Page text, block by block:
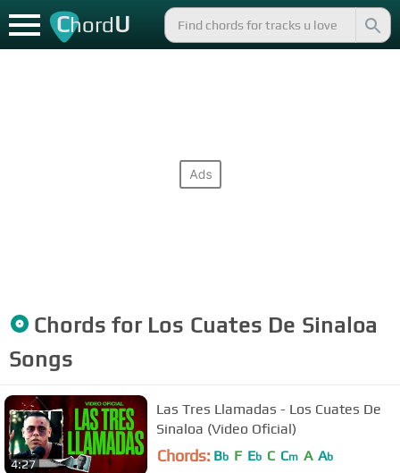
ChordU
Chords for Los Cuates De Sinaloa
Songs
4:27
Las Tres Llamadas - Los Cuates De
Sinaloa (Video Oficial)
Chords: Bb F Eb C Cm A Ab